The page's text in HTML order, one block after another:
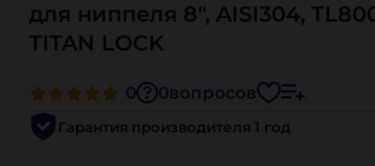
для ниппеля 8", AISI304,
TITAN LOCK
0 0вопросов
Гарантия производителя 1 год